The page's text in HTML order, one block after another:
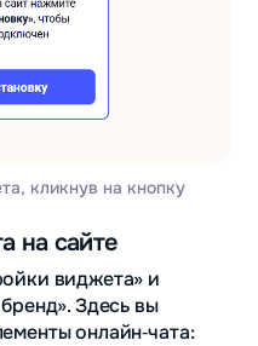
кликнув на кнопку
на сайте
виджета» и
Здесь вы
онлайн‑чата: